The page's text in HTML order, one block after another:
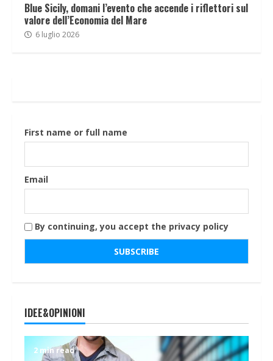
Blue Sicily, domani l’evento che accende i riflettori sul
valore dell’Economia del Mare
6 luglio 2026
First name or full name
Email
By continuing, you accept the privacy policy
IDEE&OPINIONI
2 min read